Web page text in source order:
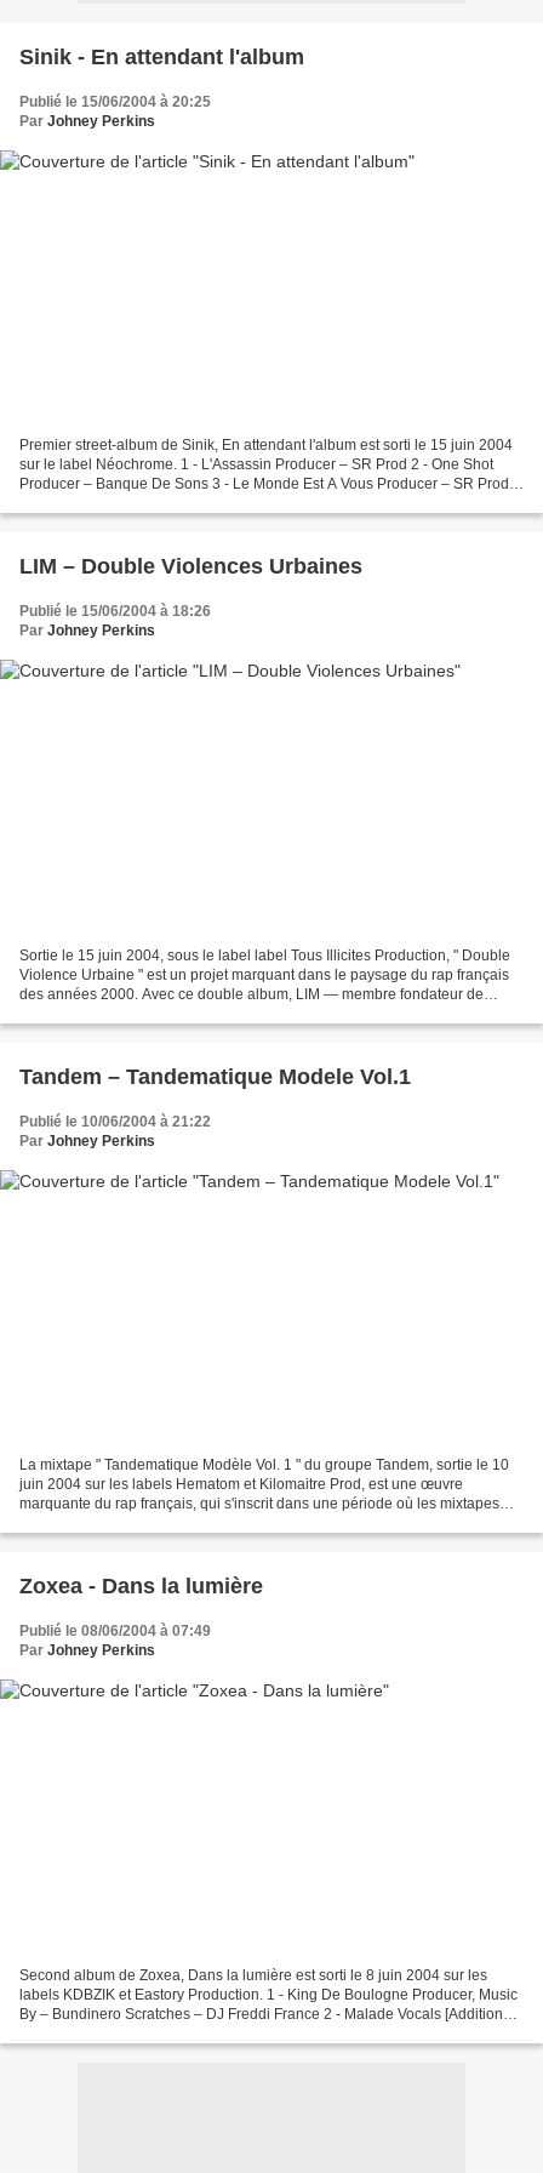
Sinik - En attendant l'album
Publié le 15/06/2004 à 20:25
Par Johney Perkins
Premier street-album de Sinik, En attendant l'album est sorti le 15 juin 2004
sur le label Néochrome. 1 - L'Assassin Producer – SR Prod 2 - One Shot
Producer – Banque De Sons 3 - Le Monde Est A Vous Producer – SR Prod 4
LIM – Double Violences Urbaines
Publié le 15/06/2004 à 18:26
Par Johney Perkins
Sortie le 15 juin 2004, sous le label label Tous Illicites Production, " Double
Violence Urbaine " est un projet marquant dans le paysage du rap français
des années 2000. Avec ce double album, LIM — membre fondateur de
Tandem – Tandematique Modele Vol.1
Publié le 10/06/2004 à 21:22
Par Johney Perkins
La mixtape " Tandematique Modèle Vol. 1 " du groupe Tandem, sortie le 10
juin 2004 sur les labels Hematom et Kilomaitre Prod, est une œuvre
marquante du rap français, qui s'inscrit dans une période où les mixtapes
Zoxea - Dans la lumière
Publié le 08/06/2004 à 07:49
Par Johney Perkins
Second album de Zoxea, Dans la lumière est sorti le 8 juin 2004 sur les
labels KDBZIK et Eastory Production. 1 - King De Boulogne Producer, Music
By – Bundinero Scratches – DJ Freddi France 2 - Malade Vocals [Additional]